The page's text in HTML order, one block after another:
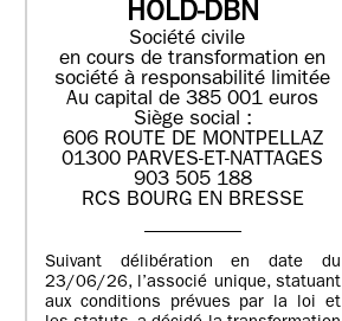
HOLD-DBN
Société civile
en cours de transformation en
société à responsabilité limitée
Au capital de 385 001 euros
Siège social :
606 ROUTE DE MONTPELLAZ
01300 PARVES-ET-NATTAGES
903 505 188
RCS BOURG EN BRESSE
Suivant délibération en date du
23/06/26, l’associé unique, statuant
aux conditions prévues par la loi et